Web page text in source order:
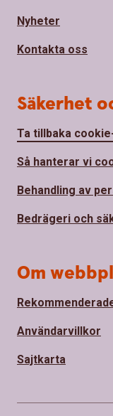
Nyheter
Kontakta oss
Säkerhet
Ta tillbaka
Så hanterar vi
Behandling av
Bedrägeri och
Om
Användarvillkor
Sajtkarta